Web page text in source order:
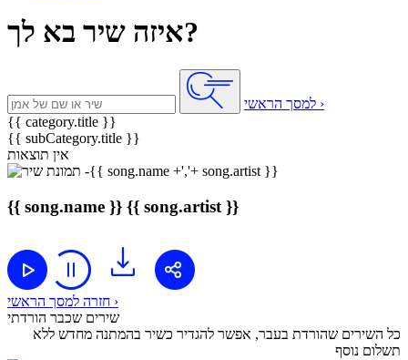
איזה שיר בא לך?
למסך הראשי ›
{{ category.title }}
{{ subCategory.title }}
אין תוצאות
{{ song.name }} {{ song.artist }}
חזרה למסך הראשי ›
שירים שכבר הורדתי
כל השירים שהורדת בעבר, אפשר להגדיר כשיר בהמתנה מחדש ללא
תשלום נוסף